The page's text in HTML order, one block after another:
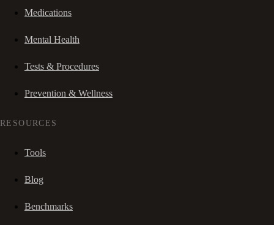
Medications
Mental Health
Tests & Procedures
Prevention & Wellness
RESOURCES
Tools
Blog
Benchmarks